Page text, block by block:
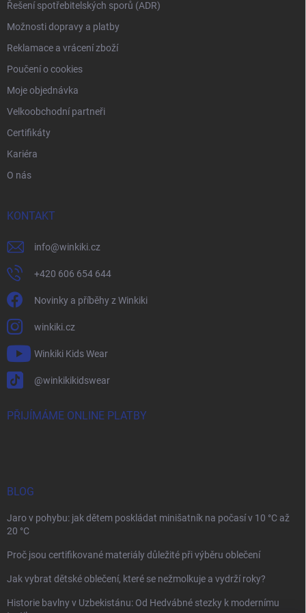
Řešení spotřebitelských sporů (ADR)
Možnosti dopravy a platby
Reklamace a vrácení zboží
Poučení o cookies
Moje objednávka
Velkoobchodní partneři
Certifikáty
Kariéra
O nás
KONTAKT
info@winkiki.cz
+420 606 654 644
Novinky a příběhy z Winkiki
winkiki.cz
Winkiki Kids Wear
@winkikikidswear
PŘIJÍMÁME ONLINE PLATBY
BLOG
Jaro v pohybu: jak dětem poskládat minišatník na počasí v 10 °C až
20 °C
Proč jsou certifikované materiály důležité při výběru oblečení
Jak vybrat dětské oblečení, které se nežmolkuje a vydrží roky?
Historie bavlny v Uzbekistánu: Od Hedvábné stezky k modernímu